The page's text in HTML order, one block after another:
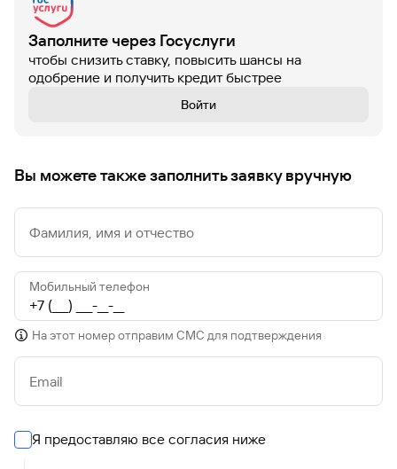
Заполните через Госуслуги
чтобы снизить ставку, повысить шансы на
одобрение и получить кредит быстрее
Войти
Вы можете также заполнить заявку вручную
Фамилия, имя и отчество
Мобильный телефон
На этот номер отправим СМС для подтверждения
Email
Я предоставляю все согласия ниже